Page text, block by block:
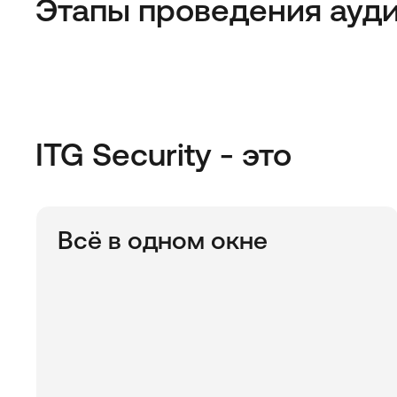
Этапы проведения
ITG Security - это
Всё в одном окне